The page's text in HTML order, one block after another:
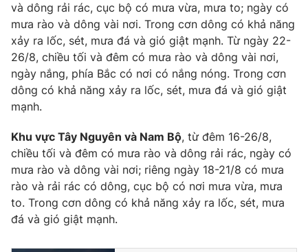
THỜI BÁO VTV
Theo dõi báo trên
Cơ quan chủ quản:
Cơ quan báo chí:Thời báo VTV
Giấy phép hoạt động báo in và báo điện tử số 483/GP-BTTTT
cấp ngày 29/12/2023
Tổng Biên tập:Vũ Thanh Thủy
Phó Tổng Biên tập:Nguyễn Thị Mỹ Hạnh, Phạm Quốc Thắng,
Nguyễn Trọng Ninh
và dông rải rác, cục bộ có mưa vừa, mưa to; ngày có
mưa rào và dông vài nơi. Trong cơn dông có khả năng
xảy ra lốc, sét, mưa đá và gió giật mạnh. Từ ngày 22-
26/8, chiều tối và đêm có mưa rào và dông vài nơi,
ngày nắng, phía Bắc có nơi có nắng nóng. Trong cơn
dông có khả năng xảy ra lốc, sét, mưa đá và gió giật
mạnh.
Khu vực Tây Nguyên và Nam Bộ, từ đêm 16-26/8,
chiều tối và đêm có mưa rào và dông rải rác, ngày có
mưa rào và dông vài nơi; riêng ngày 18-21/8 có mưa
rào và rải rác có dông, cục bộ có nơi mưa vừa, mưa
to. Trong cơn dông có khả năng xảy ra lốc, sét, mưa
đá và gió giật mạnh.